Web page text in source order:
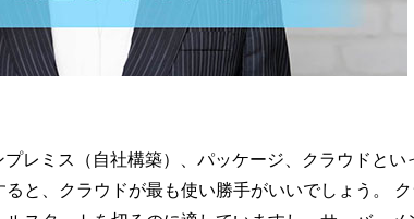
レミス（自社構築）、パッケージ、クラウドとい
と、クラウドが最も使い勝手がいいでしょう。